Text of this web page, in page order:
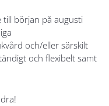
till början på augusti
och/eller särskilt
och flexibelt samt